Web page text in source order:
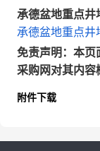
承德盆地重点
承德盆地重点井
免责声明：本页
采购网对其内容
附件下载